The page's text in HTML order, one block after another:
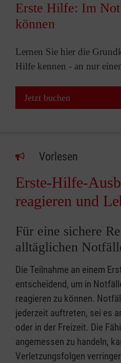
Erste Hilfe: Im
können
Lernen Sie hier die
Hilfe kennen - an nur
Jetzt buchen
Vorlesen
Erste-Hilfe-
reagieren und
Für eine sichere
alltäglichen
Die Teilnahme an einem
entscheidend, um in
reagieren zu können.
jederzeit auftreten, sei es
oder in der Freizeit. Die
angemessen zu handeln,
Verletzungsfolgen